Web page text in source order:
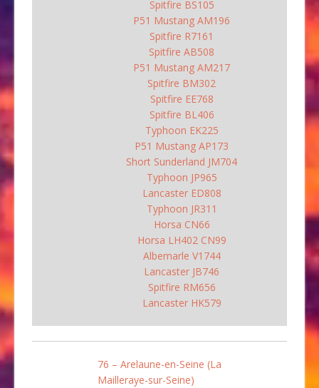
Spitfire BS105
P51 Mustang AM196
Spitfire R7161
Spitfire AB508
P51 Mustang AM217
Spitfire BM302
Spitfire EE768
Spitfire BL406
Typhoon EK225
P51 Mustang AP173
Short Sunderland JM704
Typhoon JP965
Lancaster ED808
Typhoon JR311
Horsa CN66
Horsa LH402 CN99
Albemarle V1744
Lancaster JB746
Spitfire RM656
Lancaster HK579
76 – Arelaune-en-Seine (La
Mailleraye-sur-Seine)